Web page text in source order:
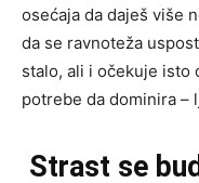
osećaja da daješ više
da se ravnoteža
stalo, ali i očekuje isto
potrebe da dominira –
Strast se